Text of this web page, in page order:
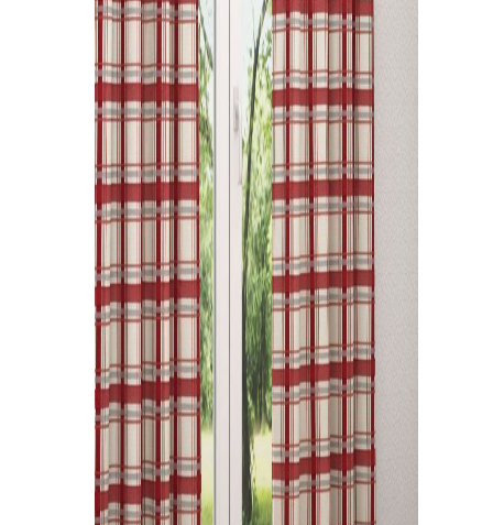
Kissen
Tischdecke
Fensterbilder
Gardinenstange
Stoffe
Panneaux